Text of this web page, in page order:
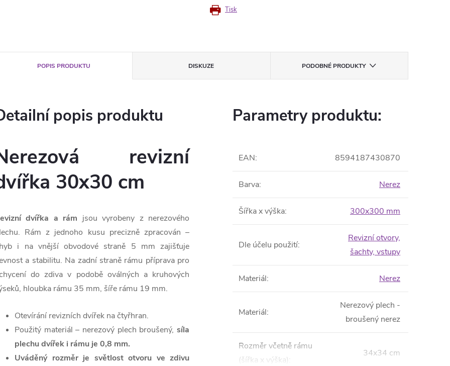
Tisk
POPIS PRODUKTU DISKUZE PODOBNÉ PRODUKTY
popis produktu
revizní
30x30 cm
dvířka a rám jsou vyrobeny z nerezového
Rám z jednoho kusu precizně zpracován –
i na vnější obvodové straně 5 mm zajišťuje
a stabilitu. Na zadní straně rámu příprava pro
do zdiva v podobě oválných a kruhových
hloubka rámu 35 mm, šíře rámu 19 mm.
Otevírání revizních dvířek na čtyřhran.
Použitý materiál – nerezový plech broušený, síla
plechu dvířek i rámu je 0,8 mm.
Uváděný rozměr je světlost otvoru ve zdivu
Parametry produktu:
EAN: 8594187430870
Barva: Nerez
Šířka x výška: 300x300 mm
Dle účelu použití:
Revizní otvory,
šachty, vstupy
Materiál: Nerez
Materiál:
Nerezový plech -
broušený nerez
Rozměr včetně rámu
(šířka x výška):
34x34 cm